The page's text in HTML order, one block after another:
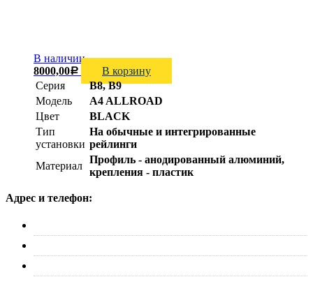
В наличии
8000,00Р
В корзину
Серия
B8, B9
Модель
A4 ALLROAD
Цвет
BLACK
Тип
установки
На обычные и интегрированные
рейлинги
Материал
Профиль - анодированный алюминий,
крепления - пластик
Адрес и телефон: